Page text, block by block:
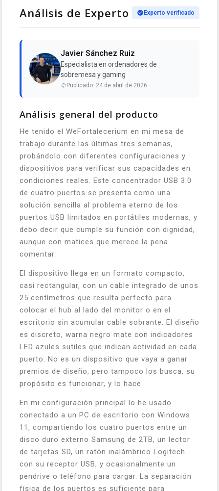
Análisis de Experto Experto verificado
Javier Sánchez Ruiz
Especialista en ordenadores de
sobremesa y gaming
Publicado: 24 de abril de 2026
Análisis general del producto
He tenido el WeFortalecerium en mi mesa de
trabajo durante las últimas tres semanas,
probándolo con diferentes configuraciones y
dispositivos para verificar sus capacidades en
condiciones reales. Este concentrador USB 3.0
de cuatro puertos se presenta como una
solución sencilla al problema eterno de los
puertos USB limitados en portátiles modernas, y
debo decir que cumple su función con dignidad,
aunque con matices que merece la pena
comentar.
El dispositivo llega en un formato compacto,
casi rectangular, con un cable integrado de unos
25 centímetros que resulta perfecto para
colocar el hub al lado del monitor o en el
escritorio sin acumular cable sobrante. El diseño
es discreto, warna negro mate con indicadores
LED azules sutiles que indican actividad en cada
puerto. No es un dispositivo que vaya a ganar
premios de diseño, pero tampoco los busca: su
propósito es funcionar, y lo hace.
En mi configuración principal lo he usado
conectado a un PC de escritorio con Windows
11, compartiendo los cuatro puertos entre un
disco duro externo Samsung de 2TB, un lector
de tarjetas SD, un ratón inalámbrico Logitech
con su receptor USB, y ocasionalmente un
pendrive o teléfono para cargar. La separación
física de los puertos es suficiente para